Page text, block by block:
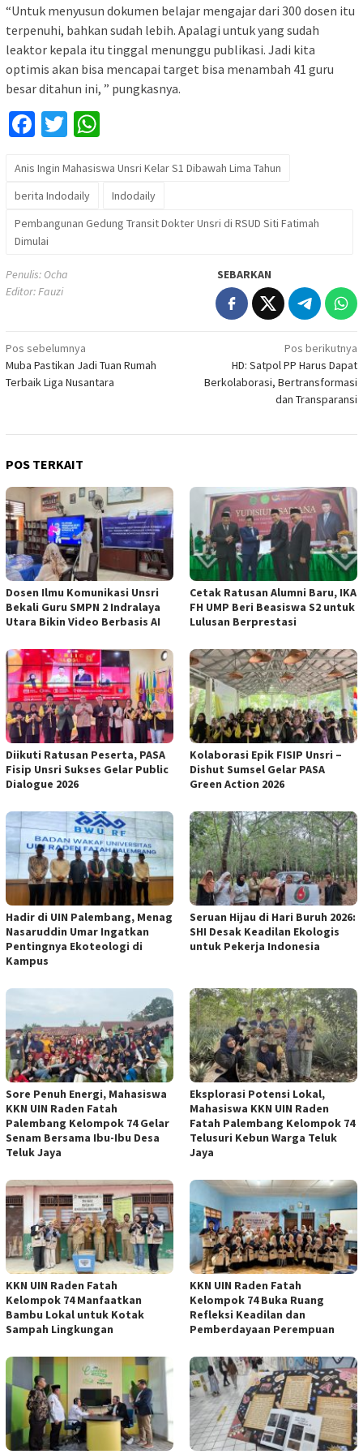
“Untuk menyusun dokumen belajar mengajar dari 300 dosen itu
terpenuhi, bahkan sudah lebih. Apalagi untuk yang sudah
leaktor kepala itu tinggal menunggu publikasi. Jadi kita
optimis akan bisa mencapai target bisa menambah 41 guru
besar ditahun ini, ” pungkasnya.
Facebook
Twitter
Anis Ingin Mahasiswa Unsri Kelar S1 Dibawah Lima Tahun
berita Indodaily
Indodaily
Pembangunan Gedung Transit Dokter Unsri di RSUD Siti Fatimah
Dimulai
Penulis: Ocha
Editor: Fauzi
SEBARKAN
Navigasi
pos
Pos sebelumnya
Muba Pastikan Jadi Tuan Rumah
Terbaik Liga Nusantara
Pos berikutnya
HD: Satpol PP Harus Dapat
Berkolaborasi, Bertransformasi
dan Transparansi
POS TERKAIT
Dosen Ilmu Komunikasi Unsri
Bekali Guru SMPN 2 Indralaya
Utara Bikin Video Berbasis AI
Cetak Ratusan Alumni Baru, IKA
FH UMP Beri Beasiswa S2 untuk
Lulusan Berprestasi
Diikuti Ratusan Peserta, PASA
Fisip Unsri Sukses Gelar Public
Dialogue 2026
Kolaborasi Epik FISIP Unsri –
Dishut Sumsel Gelar PASA
Green Action 2026
Hadir di UIN Palembang, Menag
Nasaruddin Umar Ingatkan
Pentingnya Ekoteologi di
Kampus
Seruan Hijau di Hari Buruh 2026:
SHI Desak Keadilan Ekologis
untuk Pekerja Indonesia
Sore Penuh Energi, Mahasiswa
KKN UIN Raden Fatah
Palembang Kelompok 74 Gelar
Senam Bersama Ibu-Ibu Desa
Teluk Jaya
Eksplorasi Potensi Lokal,
Mahasiswa KKN UIN Raden
Fatah Palembang Kelompok 74
Telusuri Kebun Warga Teluk
Jaya
KKN UIN Raden Fatah
Kelompok 74 Manfaatkan
Bambu Lokal untuk Kotak
Sampah Lingkungan
KKN UIN Raden Fatah
Kelompok 74 Buka Ruang
Refleksi Keadilan dan
Pemberdayaan Perempuan